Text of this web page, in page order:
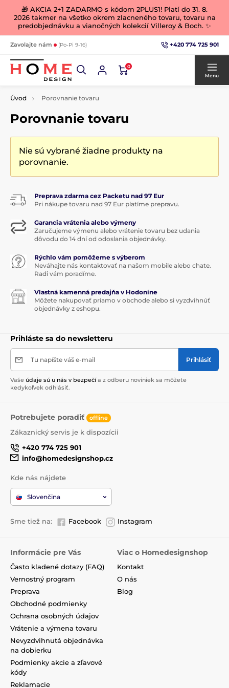
🎁 AKCIA 2+1 ZADARMO s kódom 2PLUS1! Platí do 31. 8.
2026 takmer na všetko okrem zlacneného tovaru, tovaru na
predobjednávku a vianočných kolekcií Villeroy & Boch. ✨
Zavolajte nám (Po-Pi 9-16) +420 774 725 901
0
Menu
Úvod Porovnanie tovaru
Porovnanie tovaru
Nie sú vybrané žiadne produkty na
porovnanie.
Preprava zdarma cez Packetu nad 97 Eur
Pri nákupe tovaru nad 97 Eur platíme prepravu.
Garancia vrátenia alebo výmeny
Zaručujeme výmenu alebo vrátenie tovaru bez udania
dôvodu do 14 dní od odoslania objednávky.
Rýchlo vám pomôžeme s výberom
Neváhajte nás kontaktovať na našom mobile alebo chate.
Radi vám poradíme.
Vlastná kamenná predajňa v Hodoníne
Môžete nakupovať priamo v obchode alebo si vyzdvihnúť
objednávky z eshopu.
Prihláste sa do newsletteru
Tu napíšte váš e-mail Prihlásiť
Vaše údaje sú u nás v bezpečí a z odberu noviniek sa môžete
kedykoľvek odhlásiť.
Potrebujete poradiť offline
Zákaznický servis je k dispozícii
+420 774 725 901
info@homedesignshop.cz
Kde nás nájdete
Slovenčina
Sme tiež na: Facebook Instagram
Informácie pre Vás
Často kladené dotazy (FAQ)
Vernostný program
Preprava
Obchodné podmienky
Ochrana osobných údajov
Vrátenie a výmena tovaru
Nevyzdvihnutá objednávka
na dobierku
Podmienky akcie a zľavové
kódy
Reklamacie
Viac o Homedesignshop
Kontakt
O nás
Blog